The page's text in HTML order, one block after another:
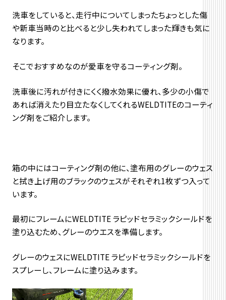
洗車をしていると、走行中についてしまったちょっとした傷
や新車当時のと比べると少し失われてしまった輝きも気に
なります。
そこでおすすめなのが愛車を守るコーティング剤。
洗車後に汚れが付きにくく撥水効果に優れ、多少の小傷で
あれば消えたり目立たなくしてくれるWELDTITEのコーティ
ング剤をご紹介します。
箱の中にはコーティング剤の他に、塗布用のグレーのウェス
と拭き上げ用のブラックのウェスがそれぞれ1枚ずつ入って
います。
最初にフレームにWELDTITE ラピッドセラミックシールドを
塗り込むため、グレーのウエスを準備します。
グレーのウェスにWELDTITE ラピッドセラミックシールドを
スプレーし、フレームに塗り込みます。